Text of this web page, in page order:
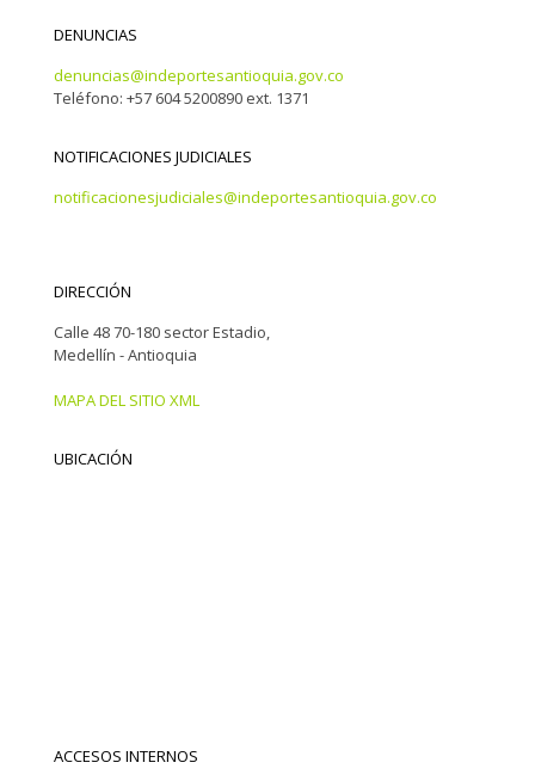
DENUNCIAS
denuncias@indeportesantioquia.gov.co
Teléfono: +57 604 5200890 ext. 1371
NOTIFICACIONES JUDICIALES
notificacionesjudiciales@indeportesantioquia.gov.co
DIRECCIÓN
Calle 48 70-180 sector Estadio,
Medellín - Antioquia
MAPA DEL SITIO XML
UBICACIÓN
ACCESOS INTERNOS